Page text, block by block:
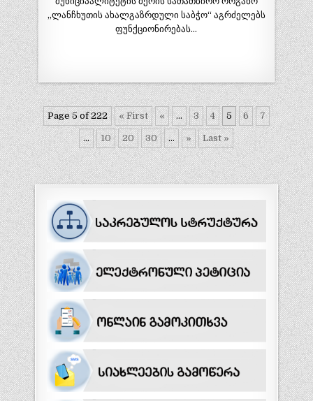
,,ლანჩხუთის ახალგაზრდული საბჭო“ აგრძელებს
ფუნქციონირებას…
Page 5 of 222 « First « ... 3 4 5 6 7
... 10 20 30 ... » Last »